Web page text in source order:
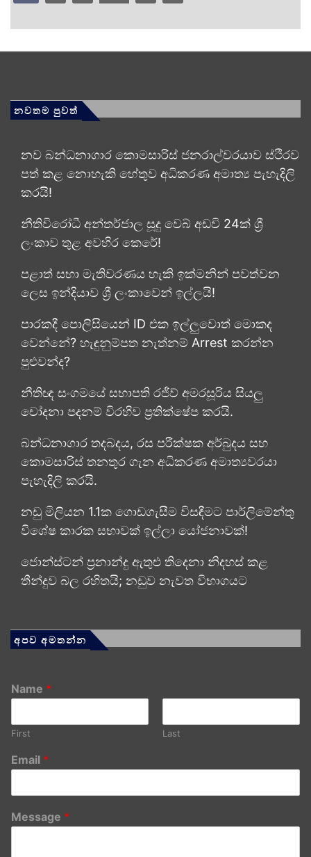
නවතම පුවත්
නව බන්ධනාගාර කොමසාරිස් ජනරාල්වරයාව ස්ථිරව
පත් කළ නොහැකි හේතුව අධිකරණ අමාත්‍ය පැහැදිලි
කරයි!
නීතිවිරෝධී අන්තර්ජාල සූදු වෙබ් අඩවි 24ක් ශ්‍රී
ලංකාව තුළ අවහිර කෙරේ!
පළාත් සභා මැතිවරණය හැකි ඉක්මනින් පවත්වන
ලෙස ඉන්දියාව ශ්‍රී ලංකාවෙන් ඉල්ලයි!
පාරකදී පොලිසියෙන් ID එක ඉල්ලුවොත් මොකද
වෙන්නේ? හැඳුනුම්පත නැත්නම් Arrest කරන්න
පුළුවන්ද?
නීතිඥ සංගමයේ සභාපති රජීව් අමරසූරිය සියලු
චෝදනා පදනම් විරහිව ප්‍රතික්ෂේප කරයි.
බන්ධනාගාර තදබදය, රස පරීක්ෂක අර්බුදය සහ
කොමසාරිස් තනතුර ගැන අධිකරණ අමාත්‍යවරයා
පැහැදිලි කරයි.
නඩු මිලියන 1.1ක ගොඩගැසීම විසඳීමට පාර්ලිමේන්තු
විශේෂ කාරක සභාවක් ඉල්ලා යෝජනාවක්!
ජොන්ස්ටන් ප්‍රනාන්දු ඇතුළු තිදෙනා නිදහස් කළ
තීන්දුව බල රහිතයි; නඩුව නැවත විභාගයට
අපව අමතන්න
Name *
First Last
Email *
Message *